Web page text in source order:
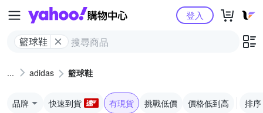
Yahoo購物中心
籃球鞋
登入
adidas 籃球鞋
品牌 快速到貨 有現貨 挑戰低價 價格低到高 排序